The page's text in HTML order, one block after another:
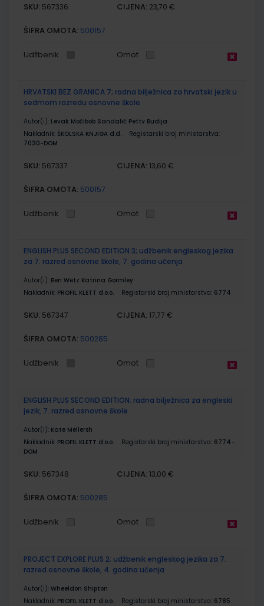
SKU: 567336 CIJENA: 23,70 €
ŠIFRA OMOTA: 500157
Udžbenik Omot
HRVATSKI BEZ GRANICA 7; radna bilježnica za hrvatski jezik u
sedmom razredu osnovne škole
Autor(i): Levak Močibob Sandalić Pettv Budija
Nakladnik: ŠKOLSKA KNJIGA d.d.
Registarski broj ministarstva:
7030-DOM
SKU: 567337 CIJENA: 13,60 €
ŠIFRA OMOTA: 500157
Udžbenik Omot
ENGLISH PLUS SECOND EDITION 3; udžbenik engleskog jezika
za 7. razred osnovne škole, 7. godina učenja
Autor(i): Ben Wetz Katrina Gormley
Nakladnik: PROFIL KLETT d.o.o. Registarski broj ministarstva: 6774
SKU: 567347 CIJENA: 17,77 €
ŠIFRA OMOTA: 500285
Udžbenik Omot
ENGLISH PLUS SECOND EDITION; radna bilježnica za engleski
jezik, 7. razred osnovne škole
Autor(i): Kate Mellersh
Nakladnik: PROFIL KLETT d.o.o. Registarski broj ministarstva: 6774-
DOM
SKU: 567348 CIJENA: 13,00 €
ŠIFRA OMOTA: 500285
Udžbenik Omot
PROJECT EXPLORE PLUS 2; udžbenik engleskog jezika za 7.
razred osnovne škole, 4. godina učenja
Autor(i): Wheeldon Shipton
Nakladnik: PROFIL KLETT d.o.o. Registarski broj ministarstva: 6785